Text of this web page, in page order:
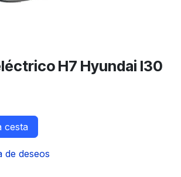
H7 Hyundai I30
cesta
de deseos